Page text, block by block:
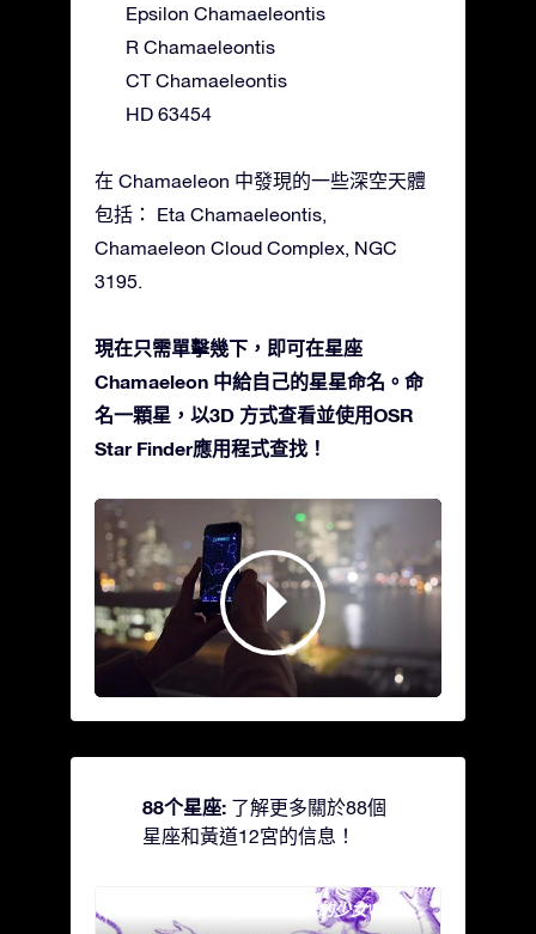
Epsilon Chamaeleontis
R Chamaeleontis
CT Chamaeleontis
HD 63454
在 Chamaeleon 中發現的一些深空天體
包括： Eta Chamaeleontis,
Chamaeleon Cloud Complex, NGC
3195.
現在只需單擊幾下，即可在星座
Chamaeleon 中給自己的星星命名。命
名一顆星，以3D 方式查看並使用OSR
Star Finder應用程式查找！
88个星座: 了解更多關於88個
星座和黃道12宮的信息！
Andromeda - 被鐵鍊鎖著的少女